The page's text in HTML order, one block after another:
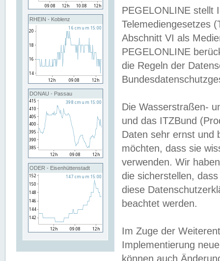
RHEIN - Koblenz
DONAU - Passau
ODER - Eisenhüttenstadt
PEGELONLINE stellt
Telemediengesetzes
Abschnitt VI als
PEGELONLINE
die Regeln der
Die Wasserstraßen-
und das ITZBund
Daten sehr ernst und
möchten, dass sie
verwenden. Wir
die sicherstellen,
diese
beachtet werden.
Im Zuge der
Implementierung
können auch